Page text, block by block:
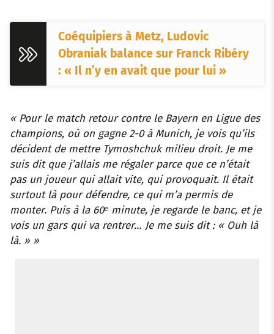
Coéquipiers à Metz, Ludovic
Obraniak balance sur Franck Ribéry
: « Il n’y en avait que pour lui »
« Pour le match retour contre le Bayern en Ligue des
champions, où on gagne 2-0 à Munich, je vois qu’ils
décident de mettre Tymoshchuk milieu droit. Je me
suis dit que j’allais me régaler parce que ce n’était
pas un joueur qui allait vite, qui provoquait. Il était
surtout là pour défendre, ce qui m’a permis de
monter. Puis à la 60ᵉ minute, je regarde le banc, et je
vois un gars qui va rentrer… Je me suis dit : « Ouh là
là. » »